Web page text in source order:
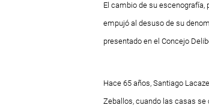
El cambio de su escenografía,
empujó al desuso de su
presentado en el Concejo
Hace 65 años, Santiago
Zeballos, cuando las casas se